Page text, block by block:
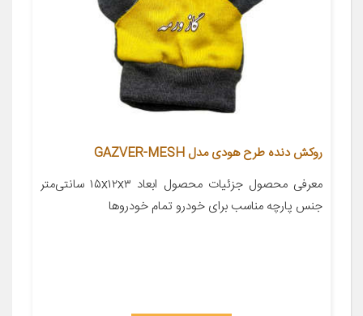
روکش دنده طرح هودی مدل GAZVER-MESH
معرفی محصول جزئیات محصول ابعاد ۱۵x۱۲x۳ سانتی‌متر
جنس پارچه مناسب برای خودرو تمام خودروها